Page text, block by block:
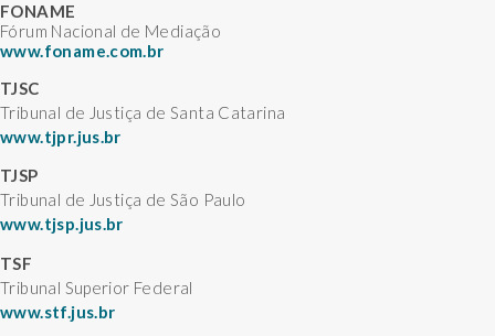
FONAME
Fórum Nacional de Mediação
www.foname.com.br
TJSC
Tribunal de Justiça de Santa Catarina
www.tjpr.jus.br
TJSP
Tribunal de Justiça de São Paulo
www.tjsp.jus.br
TSF
Tribunal Superior Federal
www.stf.jus.br